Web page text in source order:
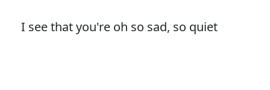
I see that you're oh so sad, so quiet